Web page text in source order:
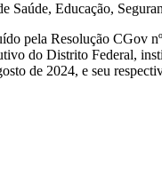
Saúde, Educação,
pela Resolução CGov
do Distrito Federal,
de 2024, e seu